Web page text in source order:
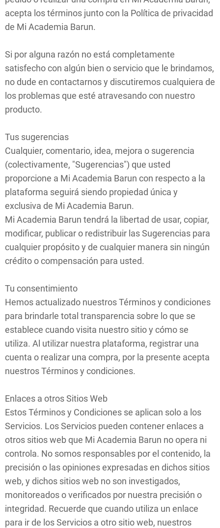
acepta los términos junto con la Política de privacidad
de Mi Academia Barun.
Si por alguna razón no está completamente
satisfecho con algún bien o servicio que le brindamos,
no dude en contactarnos y discutiremos cualquiera de
los problemas que esté atravesando con nuestro
producto.
Tus sugerencias
Cualquier, comentario, idea, mejora o sugerencia
(colectivamente, "Sugerencias") que usted
proporcione a Mi Academia Barun con respecto a la
plataforma seguirá siendo propiedad única y
exclusiva de Mi Academia Barun.
Mi Academia Barun tendrá la libertad de usar, copiar,
modificar, publicar o redistribuir las Sugerencias para
cualquier propósito y de cualquier manera sin ningún
crédito o compensación para usted.
Tu consentimiento
Hemos actualizado nuestros Términos y condiciones
para brindarle total transparencia sobre lo que se
establece cuando visita nuestro sitio y cómo se
utiliza. Al utilizar nuestra plataforma, registrar una
cuenta o realizar una compra, por la presente acepta
nuestros Términos y condiciones.
Enlaces a otros Sitios Web
Estos Términos y Condiciones se aplican solo a los
Servicios. Los Servicios pueden contener enlaces a
otros sitios web que Mi Academia Barun no opera ni
controla. No somos responsables por el contenido, la
precisión o las opiniones expresadas en dichos sitios
web, y dichos sitios web no son investigados,
monitoreados o verificados por nuestra precisión o
integridad. Recuerde que cuando utiliza un enlace
para ir de los Servicios a otro sitio web, nuestros